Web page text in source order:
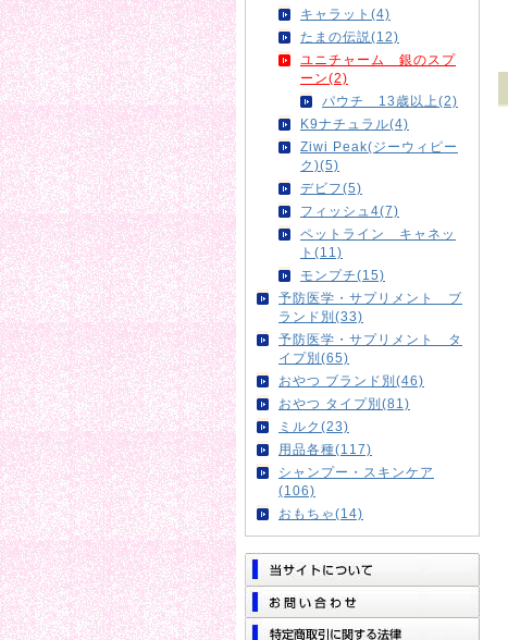
キャラット(4)
たまの伝説(12)
ユニチャーム 銀のスプ
ーン(2)
パウチ 13歳以上(2)
K9ナチュラル(4)
Ziwi Peak(ジーウィピー
ク)(5)
デビフ(5)
フィッシュ4(7)
ペットライン キャネッ
ト(11)
モンプチ(15)
予防医学・サプリメント ブ
ランド別(33)
予防医学・サプリメント タ
イプ別(65)
おやつ ブランド別(46)
おやつ タイプ別(81)
ミルク(23)
用品各種(117)
シャンプー・スキンケア
(106)
おもちゃ(14)